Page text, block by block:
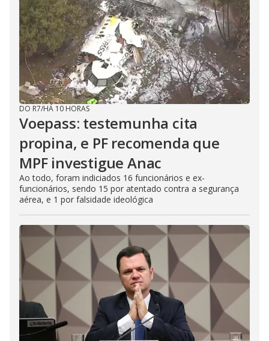
DO R7/HÁ 10 HORAS
Voepass: testemunha cita
propina, e PF recomenda que
MPF investigue Anac
Ao todo, foram indiciados 16 funcionários e ex-
funcionários, sendo 15 por atentado contra a segurança
aérea, e 1 por falsidade ideológica